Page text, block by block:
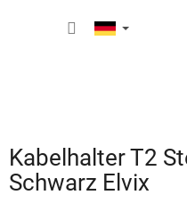
Kabelhalter T2
Schwarz Elvix